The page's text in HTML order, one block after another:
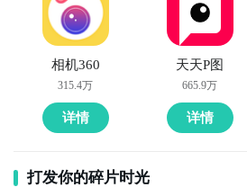
相机360
315.4万
详情
天天P图
665.9万
详情
打发你的碎片时光